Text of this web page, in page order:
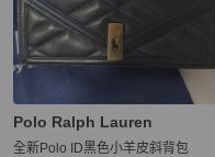
Polo Ralph Lauren
全新Polo ID黑色小羊皮斜背包